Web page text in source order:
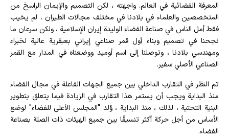
المعرفة الفضائية في العالم. واجهته ، لكن التصميم والإيمان الراسخ من
المتخصصين والعلماء في بلادنا في مختلف مجالات الطيران ، لم يخيب
فقط أمل الناس في صناعة الفضاء الوليدة إيران الإسلامية ، ولكن سرعان ما
نجحنا في تصميم وبناء أول قمر صناعي إيراني بعبقرية عالية لخبراء
ومهندسي بلادنا ، وتوصلنا إلى اسم أوميد ووضعناه في المدار مع القمر
الصناعي الأصلي سفير.
تم النظر في التقارب الداخلي بين جميع الجهات الفاعلة في مجال الفضاء
منذ البداية ويجب أن يستمر هذا التقارب في الزيادة فيما يتعلق بتطوير
البنية التحتية ، لذلك ، منذ البداية ، وُلد "المجلس الأعلى للفضاء" لوضع
الأساس من أجل حركة أكثر تنسيقًا بين جميع الهيئات ذات الصلة بصناعة
الفضاء.